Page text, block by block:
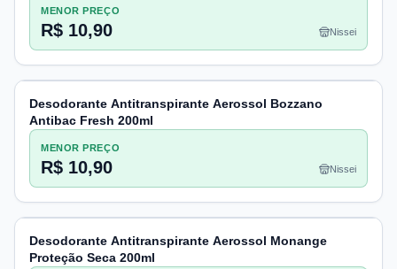
MENOR PREÇO
R$ 10,90 Nissei
Desodorante Antitranspirante Aerossol Bozzano
Antibac Fresh 200ml
MENOR PREÇO
R$ 10,90 Nissei
Desodorante Antitranspirante Aerossol Monange
Proteção Seca 200ml